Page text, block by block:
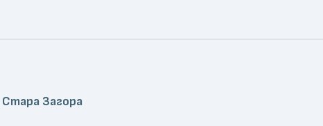
Стара Загора